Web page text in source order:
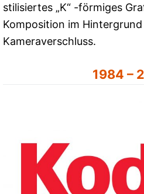
stilisiertes „K“ -förmiges
Komposition im
Kameraverschluss.
1984 –